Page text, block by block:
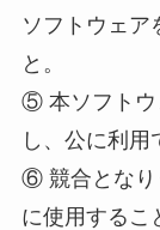
ソフトウェア
と。
⑤ 本ソフトウ
し、公に利用
⑥ 競合となり
に使用するこ